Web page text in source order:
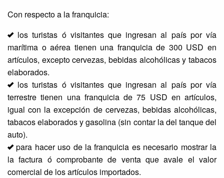
Con respecto a la franquicia:
los turistas ó visitantes que ingresan al país por vía
marítima o aérea tienen una franquicia de 300 USD en
artículos, excepto cervezas, bebidas alcohólicas y tabacos
elaborados.
los turistas ó visitantes que ingresan al país por vía
terrestre tienen una franquicia de 75 USD en artículos,
igual con la excepción de cervezas, bebidas alcohólicas,
tabacos elaborados y gasolina (sin contar la del tanque del
auto).
para hacer uso de la franquicia es necesario mostrar la
la factura ó comprobante de venta que avale el valor
comercial de los artículos importados.